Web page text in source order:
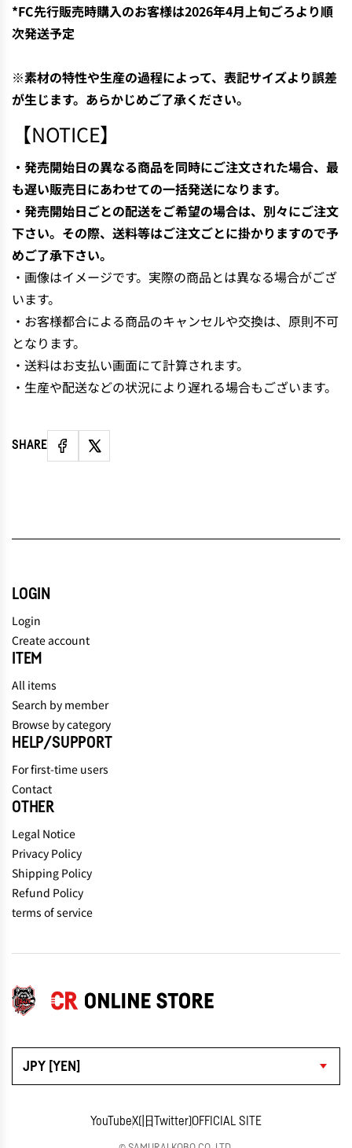
*FC先行販売時購入のお客様は2026年4月上旬ごろより順
次発送予定
※素材の特性や生産の過程によって、表記サイズより誤差
が生じます。あらかじめご了承ください。
【NOTICE】
・発売開始日の異なる商品を同時にご注文された場合、最
も遅い販売日にあわせての一括発送になります。
・発売開始日ごとの配送をご希望の場合は、別々にご注文
下さい。その際、送料等はご注文ごとに掛かりますので予
めご了承下さい。
・画像はイメージです。実際の商品とは異なる場合がござ
います。
・お客様都合による商品のキャンセルや交換は、原則不可
となります。
・送料はお支払い画面にて計算されます。
・生産や配送などの状況により遅れる場合もございます。
SHARE
JPY [YEN]
YouTubeX(旧Twitter)OFFICIAL SITE
LOGIN
Login
Create account
ITEM
All items
Search by member
Browse by category
HELP/SUPPORT
For first-time users
Contact
OTHER
Legal Notice
Privacy Policy
Shipping Policy
Refund Policy
terms of service